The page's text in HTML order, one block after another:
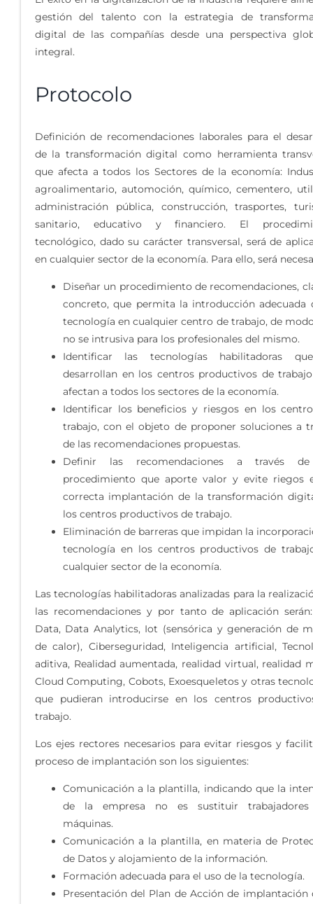
gestión del talento con la estrategia de
digital de las compañías desde una perspectiva
integral.
Protocolo
Definición de recomendaciones laborales para el
de la transformación digital como herramienta
que afecta a todos los Sectores de la economía:
agroalimentario, automoción, químico, cementero,
administración pública, construcción, trasportes,
sanitario, educativo y financiero. El
tecnológico, dado su carácter transversal, será de
en cualquier sector de la economía. Para ello, será
Diseñar un procedimiento de recomendaciones,
concreto, que permita la introducción adecuada
tecnología en cualquier centro de trabajo, de
no se intrusiva para los profesionales del mismo.
Identificar las tecnologías habilitadoras
desarrollan en los centros productivos de
afectan a todos los sectores de la economía.
Identificar los beneficios y riesgos en los
trabajo, con el objeto de proponer soluciones a
de las recomendaciones propuestas.
Definir las recomendaciones a través
procedimiento que aporte valor y evite riegos
correcta implantación de la transformación
los centros productivos de trabajo.
Eliminación de barreras que impidan la
tecnología en los centros productivos de
cualquier sector de la economía.
Las tecnologías habilitadoras analizadas para la
las recomendaciones y por tanto de aplicación
Data, Data Analytics, Iot (sensórica y generación de
de calor), Ciberseguridad, Inteligencia artificial,
aditiva, Realidad aumentada, realidad virtual, realidad
Cloud Computing, Cobots, Exoesqueletos y otras
que pudieran introducirse en los centros
trabajo.
Los ejes rectores necesarios para evitar riesgos y
proceso de implantación son los siguientes:
Comunicación a la plantilla, indicando que la
de la empresa no es sustituir
máquinas.
Comunicación a la plantilla, en materia de
de Datos y alojamiento de la información.
Formación adecuada para el uso de la tecnología.
Presentación del Plan de Acción de implantación